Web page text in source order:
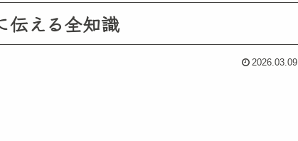
伝える全知識
2026.03.09